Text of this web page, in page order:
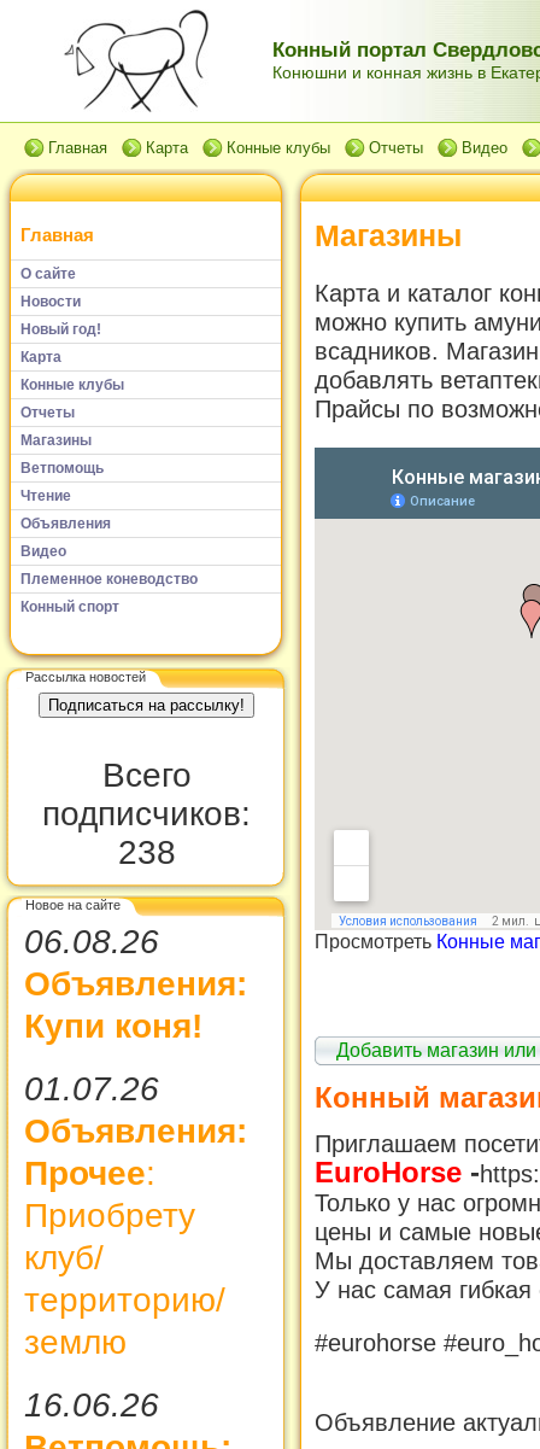
Конный портал
Конюшни и конная жизнь в
Главная Карта Конные клубы Отчеты Видео
Главная
О сайте
Новости
Новый год!
Карта
Конные клубы
Отчеты
Магазины
Ветпомощь
Чтение
Объявления
Видео
Племенное коневодство
Конный спорт
Рассылка новостей
Всего
подписчиков:
238
Новое на сайте
06.08.26
Объявления:
Купи коня!
01.07.26
Объявления:
Прочее:
Приобрету
клуб/
территорию/
землю
16.06.26
Магазины
Карта и каталог
можно купить
всадников.
добавлять
Прайсы по
Просмотреть Конные
Добавить магазин или
Конный
Приглашаем
EuroHorse -
Только у нас
цены и самые
Мы доставляем
У нас самая
#eurohorse
Объявление